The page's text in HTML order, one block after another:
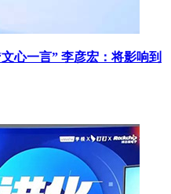
心一言” 李彦宏：将影响到